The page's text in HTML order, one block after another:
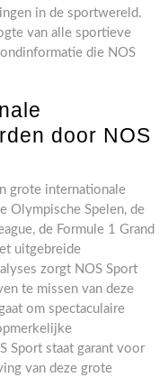
in de sportwereld.
van alle sportieve
die NOS
door NOS
grote internationale
Olympische Spelen, de
de Formule 1 Grand
uitgebreide
zorgt NOS Sport
te missen van deze
om spectaculaire
Sport staat garant voor
van deze grote